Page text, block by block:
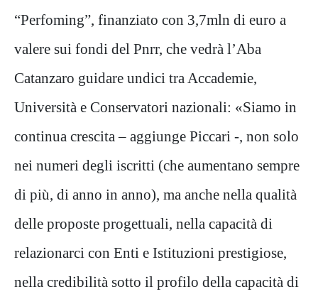
“Perfoming”, finanziato con 3,7mln di euro a
valere sui fondi del Pnrr, che vedrà l’Aba
Catanzaro guidare undici tra Accademie,
Università e Conservatori nazionali: «Siamo in
continua crescita – aggiunge Piccari -, non solo
nei numeri degli iscritti (che aumentano sempre
di più, di anno in anno), ma anche nella qualità
delle proposte progettuali, nella capacità di
relazionarci con Enti e Istituzioni prestigiose,
nella credibilità sotto il profilo della capacità di